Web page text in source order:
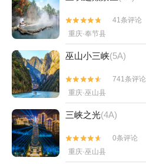


41条评论
重庆·奉节县
巫山小三峡(5A)


741条评论
重庆·巫山县
三峡之光(4A)


0条评论
重庆·巫山县